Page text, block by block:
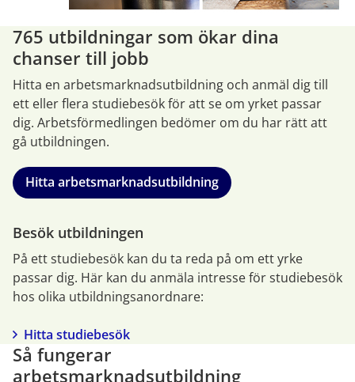
765 utbildningar som ökar dina
chanser till jobb
Hitta en arbetsmarknadsutbildning och anmäl dig till
ett eller flera studiebesök för att se om yrket passar
dig. Arbetsförmedlingen bedömer om du har rätt att
gå utbildningen.
Hitta arbetsmarknadsutbildning
Besök utbildningen
På ett studiebesök kan du ta reda på om ett yrke
passar dig. Här kan du anmäla intresse för studiebesök
hos olika utbildningsanordnare:
Hitta studiebesök
Så fungerar
arbetsmarknadsutbildning